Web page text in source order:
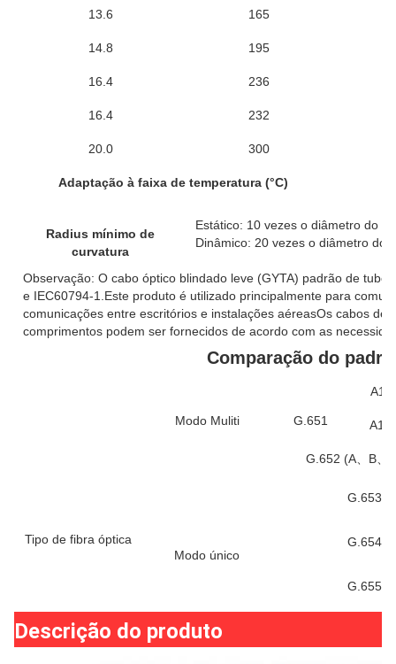
13.6 165
14.8 195
16.4 236
16.4 232
20.0 300
Adaptação à faixa de temperatura (°C)
Radius mínimo de
curvatura
Estático: 10 vezes o diâmetro do
Dinâmico: 20 vezes o diâmetro do
Observação: O cabo óptico blindado leve (GYTA) padrão de
e IEC60794-1.Este produto é utilizado principalmente para
comunicações entre escritórios e instalações aéreasOs cabos
comprimentos podem ser fornecidos de acordo com as
Comparação do
Tipo de fibra óptica
Modo Muliti G.651
Modo único
G.652 (A、B、
G.653
G.654
G.655
Descrição do produto